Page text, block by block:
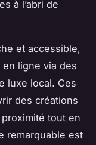
à l’abri de
et accessible,
en ligne via des
luxe local. Ces
des créations
tout en
remarquable est